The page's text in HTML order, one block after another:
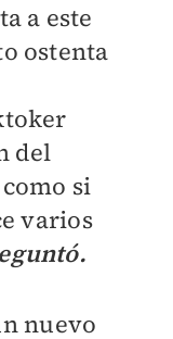
a este
ostenta
del
si
varios
nuevo